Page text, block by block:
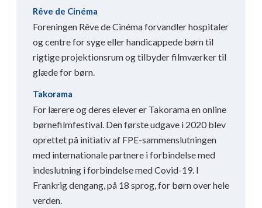
Rêve de Cinéma
Foreningen Rêve de Cinéma forvandler hospitaler
og centre for syge eller handicappede børn til
rigtige projektionsrum og tilbyder filmværker til
glæde for børn.
Takorama
For lærere og deres elever er Takorama en online
børnefilmfestival. Den første udgave i 2020 blev
oprettet på initiativ af FPE-sammenslutningen
med internationale partnere i forbindelse med
indeslutning i forbindelse med Covid-19. I
Frankrig dengang, på 18 sprog, for børn over hele
verden.